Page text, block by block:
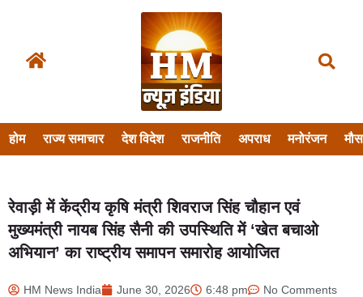
होम राज्य समाचार देश विदेश राजनीति अपराध मनोरंजन
रेवाड़ी में केंद्रीय कृषि मंत्री शिवराज सिंह चौहान एवं
मुख्यमंत्री नायब सिंह सैनी की उपस्थिति में ‘खेत बचाओ
अभियान’ का राष्ट्रीय समापन समारोह आयोजित
HM News India June 30, 2026 6:48 pm No Comments